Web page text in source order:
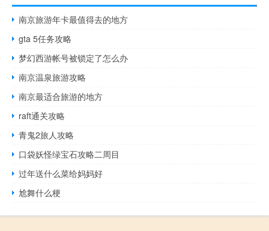
南京旅游年卡最值得去的地方
gta 5任务攻略
梦幻西游帐号被锁定了怎么办
南京温泉旅游攻略
南京最适合旅游的地方
raft通关攻略
青鬼2旅人攻略
口袋妖怪绿宝石攻略二周目
过年送什么菜给妈妈好
尬舞什么梗